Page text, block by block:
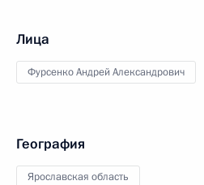
Лица
Фурсенко Андрей Александрович
География
Ярославская область